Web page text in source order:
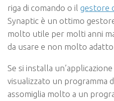
riga di comando o il gestore
Synaptic è un ottimo
molto utile per molti anni
da usare e non molto
Se si installa
visualizzato un programma
assomiglia molto a un